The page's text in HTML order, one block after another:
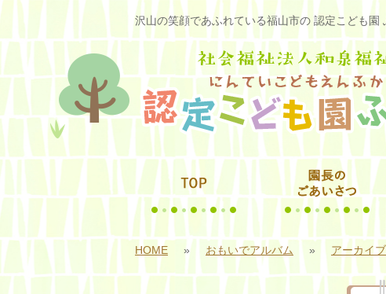
沢山の笑顔であふれている福山市の 認定こども園
HOME » おもいでアルバム » アーカイ